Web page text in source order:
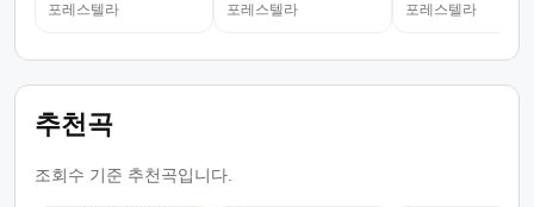
포레스텔라 포레스텔라 포레스텔라
추천곡
조회수 기준 추천곡입니다.